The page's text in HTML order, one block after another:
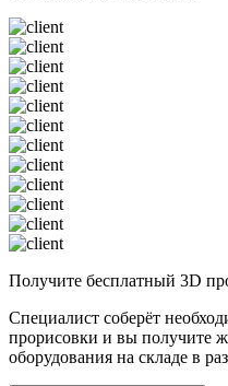
Получите бесплатный 3D
Специалист соберёт
прорисовки и вы получите
оборудования на складе в